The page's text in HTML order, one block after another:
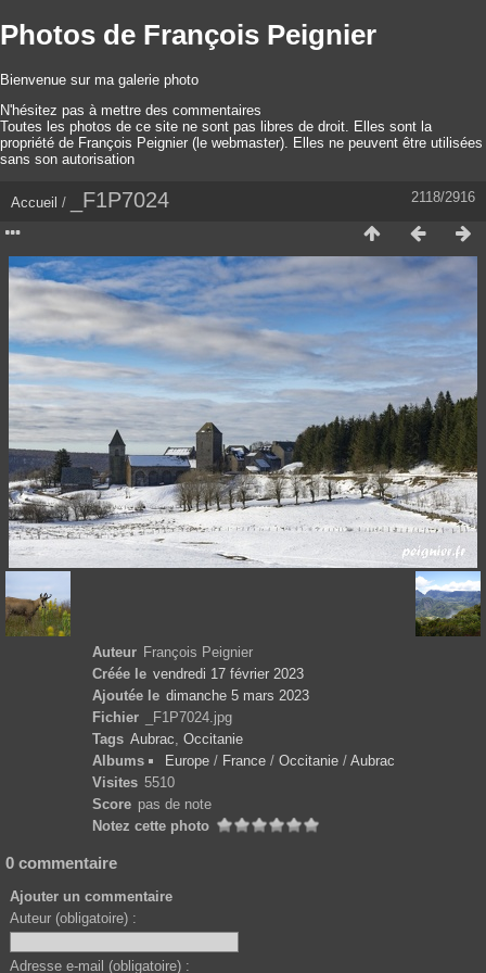
Photos de François Peignier
Bienvenue sur ma galerie photo
N'hésitez pas à mettre des commentaires
Toutes les photos de ce site ne sont pas libres de droit. Elles sont la
propriété de François Peignier (le webmaster). Elles ne peuvent être utilisées
sans son autorisation
2118/2916
Accueil / _F1P7024
Auteur François Peignier
Créée le vendredi 17 février 2023
Ajoutée le dimanche 5 mars 2023
Fichier
_F1P7024.jpg
Tags Aubrac Occitanie
Albums
Europe / France / Occitanie / Aubrac
Visites 5510
Score pas de note
Notez cette photo
0 commentaire
Ajouter un commentaire
Auteur (obligatoire) :
Adresse e-mail (obligatoire) :